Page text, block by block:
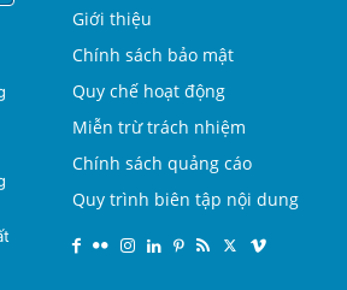
Giới thiệu
Chính sách bảo mật
Quy chế hoạt động
Miễn trừ trách nhiệm
Chính sách quảng cáo
Quy trình biên tập nội dung